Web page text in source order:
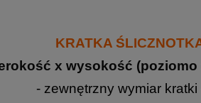
KRATKA
x wysokość
- zewnętrzny wymiar